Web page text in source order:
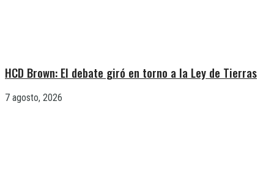
HCD Brown: El debate giró en torno a la Ley de Tierras
7 agosto, 2026